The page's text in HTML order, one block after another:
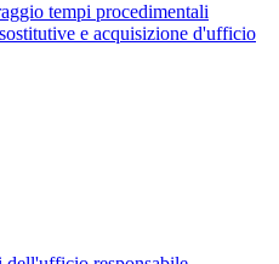
tempi procedimentali
e acquisizione d'ufficio